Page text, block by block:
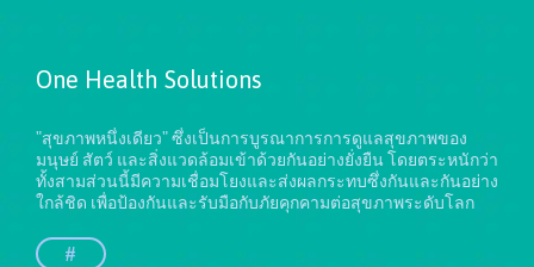
One Health Solutions
"สุขภาพหนึ่งเดียว" ซึ่งเป็นการบูรณาการการดูแลสุขภาพของ
มนุษย์ สัตว์ และสิ่งแวดล้อมเข้าด้วยกันอย่างยั่งยืนโดยตระหนักว่า
ทั้งสามส่วนนี้มีความเชื่อมโยงและส่งผลกระทบซึ่งกันและกันอย่าง
ใกล้ชิด เพื่อป้องกันและรับมือกับภัยคุกคามต่อสุขภาพระดับโลก
#